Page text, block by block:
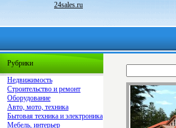
24sales.ru
Рубрики
Недвижимость
Строительство и ремонт
Оборудование
Авто, мото, техника
Бытовая техника и электроника
Мебель, интерьер